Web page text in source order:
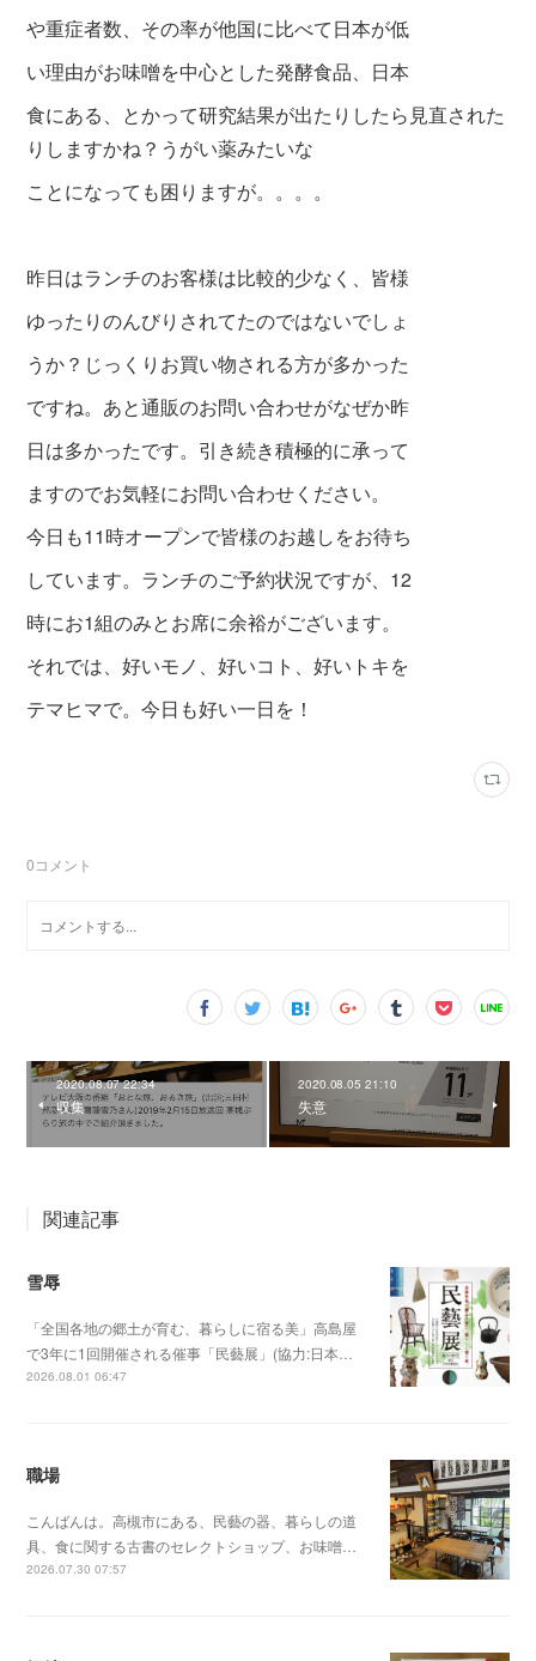
や重症者数、その率が他国に比べて日本が低
い理由がお味噌を中心とした発酵食品、日本
食にある、とかって研究結果が出たりしたら見直された
りしますかね？うがい薬みたいな
こ とになっても困りますが。。。。
昨日はランチのお客様は比較的少なく、皆様
ゆったりのんびりされてたのではないでしょ
うか？じっくりお買い物される方が多かった
ですね。あと通販のお問い合わせがなぜか昨
日は多かったです。引き続き積極的に承って
ますのでお気軽にお問い合わせください。
今日も11時オープンで皆様のお越しをお待ち
しています。ランチのご予約状況ですが、12
時にお1組のみとお席に余裕がございます。
それでは、好いモノ、好いコト、好いトキを
テマヒマで。今日も好い一日を！
0コメント
2020.08.07 22:34
収集
2020.08.05 21:10
失意
関連記事
雪辱
「全国各地の郷土が育む、暮らしに宿る美」高島屋
で3年に1回開催される催事「民藝展」(協力:日本…
2026.08.01 06:47
職場
こんばんは。高槻市にある、民藝の器、暮らしの道
具、食に関する古書のセレクトショップ、お味噌…
2026.07.30 07:57